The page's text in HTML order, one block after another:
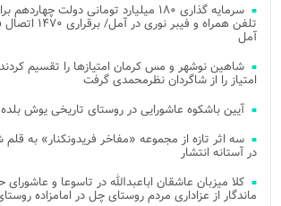
سرمایه گذاری ۱۸۰ میلیارد تومانی دولت
تلفن همراه و
آمل
شاهین نوشهر و مس کرمان امتیازها را تقسیم
امتیاز را از شاگردان نظرمحمدی گرفت
آیین باشکوه عاشورایی در روستای تاریخی یوش بلده
سه اثر تازه از مجموعه «مفاخر فریدونکنار» به قلم
در آستانه انتشار
کلا میزبان عاشقان اباعبدالله در تاسوعا و
ماندگار از عزاداری مردم روستای چل در امامزاده